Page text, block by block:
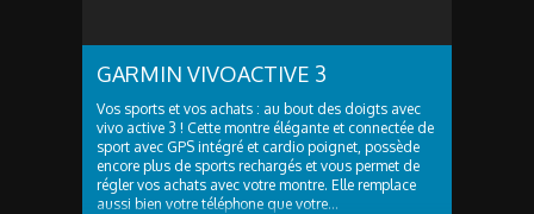
GARMIN VIVOACTIVE 3
Vos sports et vos achats : au bout des doigts avec
vivo active 3 ! Cette montre élégante et connectée de
sport avec GPS intégré et cardio poignet, possède
encore plus de sports rechargés et vous permet de
régler vos achats avec votre montre. Elle remplace
aussi bien votre téléphone que votre...